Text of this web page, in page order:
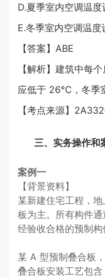
D.夏季室内空调温
E.冬季室内空调温
【答案】ABE
【解析】建筑中每
应低于 26℃，冬季
【考点来源】
三、实务操作和
案例一
【背景资料】
某新建住宅工程，
板为主。所有构件通
经验收合格的预制
某 A 型预制叠合板
叠合板安装工艺包